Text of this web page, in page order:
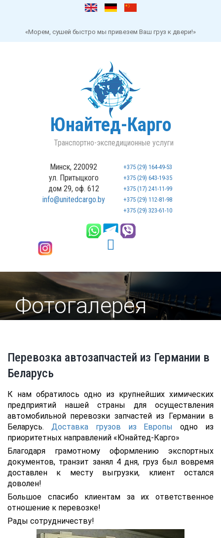
«Морем, сушей быстро мы привезем Ваш груз к двери!»
Юнайтед-Карго
Транспортно-экспедиционные услуги
Минск, 220092
ул. Притыцкого
дом 29, оф. 612
info@unitedcargo.by
+375 (29) 164-49-53
+375 (29) 643-19-35
+375 (17) 241-11-99
+375 (29) 112-81-98
+375 (29) 323-61-10
Фотогалерея
Перевозка автозапчастей из Германии в
Беларусь
К нам обратилось одно из крупнейших химических
предприятий нашей страны для осуществления
автомобильной перевозки запчастей из Германии в
Беларусь. Доставка грузов из Европы одно из
приоритетных направлений «Юнайтед-Карго»
Благодаря грамотному оформлению экспортных
документов, транзит занял 4 дня, груз был вовремя
доставлен к месту выгрузки, клиент остался
доволен!
Большое спасибо клиентам за их ответственное
отношение к перевозке!
Рады сотрудничеству!